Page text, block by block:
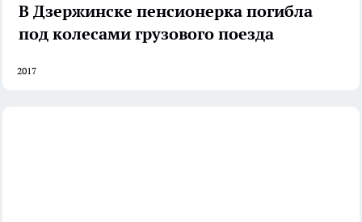
В Дзержинске пенсионерка погибла
под колесами грузового поезда
2017